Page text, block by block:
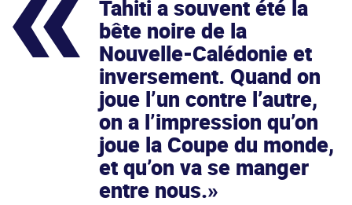
Tahiti a souvent été la
bête noire de la
Nouvelle-Calédonie et
inversement. Quand on
joue l’un contre l’autre,
on a l’impression qu’on
joue la Coupe du monde,
et qu’on va se manger
entre nous.